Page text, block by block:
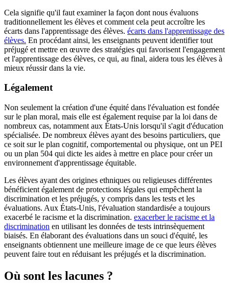
Cela signifie qu'il faut examiner la façon dont nous évaluons
traditionnellement les élèves et comment cela peut accroître les
écarts dans l'apprentissage des élèves. écarts dans l'apprentissage des
élèves. En procédant ainsi, les enseignants peuvent identifier tout
préjugé et mettre en œuvre des stratégies qui favorisent l'engagement
et l'apprentissage des élèves, ce qui, au final, aidera tous les élèves à
mieux réussir dans la vie.
Légalement
Non seulement la création d'une équité dans l'évaluation est fondée
sur le plan moral, mais elle est également requise par la loi dans de
nombreux cas, notamment aux États-Unis lorsqu'il s'agit d'éducation
spécialisée. De nombreux élèves ayant des besoins particuliers, que
ce soit sur le plan cognitif, comportemental ou physique, ont un PEI
ou un plan 504 qui dicte les aides à mettre en place pour créer un
environnement d'apprentissage équitable.
Les élèves ayant des origines ethniques ou religieuses différentes
bénéficient également de protections légales qui empêchent la
discrimination et les préjugés, y compris dans les tests et les
évaluations. Aux États-Unis, l'évaluation standardisée a toujours
exacerbé le racisme et la discrimination. exacerber le racisme et la
discrimination en utilisant les données de tests intrinsèquement
biaisés. En élaborant des évaluations dans un souci d'équité, les
enseignants obtiennent une meilleure image de ce que leurs élèves
peuvent faire tout en réduisant les préjugés et la discrimination.
Où sont les lacunes ?